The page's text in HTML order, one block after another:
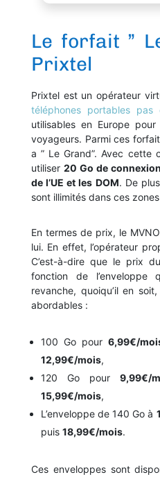
Le forfait ”
Prixtel
Prixtel est un opérateur
téléphones portables pas
utilisables en Europe
voyageurs. Parmi ces
a ” Le Grand”. Avec cette
utiliser 20 Go de
de l’UE et les DOM. De
sont illimités dans ces
En termes de prix, le
lui. En effet, l’opérateur
C’est-à-dire que le prix
fonction de l’enveloppe
revanche, quoiqu’il en
abordables :
100 Go pour 6,99€/
12,99€/mois,
120 Go pour 9,99€/
15,99€/mois,
L’enveloppe de 140 Go à
puis 18,99€/mois.
Ces enveloppes sont